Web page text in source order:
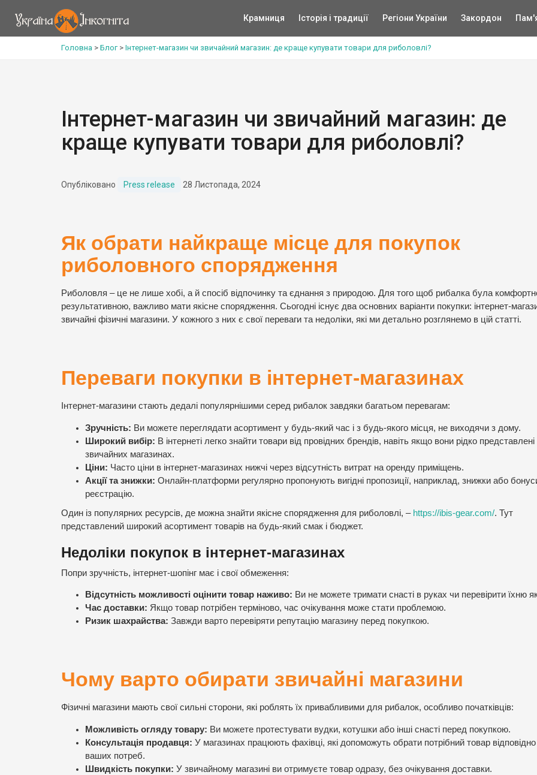
Крамниця Історія і традиції Регіони України Закордон
Головна > Блог> Інтернет-магазин чи звичайний магазин: де краще купувати товари для риболовлі?
Інтернет-магазин чи звичайний магазин: де
краще купувати товари для риболовлі?
Опубліковано Press release 28 Листопада, 2024
Як обрати найкраще місце для покупок
риболовного спорядження
Риболовля – це не лише хобі, а й спосіб відпочинку та єднання з природою. Для того щоб рибалка була
результативною, важливо мати якісне спорядження. Сьогодні існує два основних варіанти покупки: інтернет-
звичайні фізичні магазини. У кожного з них є свої переваги та недоліки, які ми детально розглянемо в цій статті.
Переваги покупки в інтернет-магазинах
Інтернет-магазини стають дедалі популярнішими серед рибалок завдяки багатьом перевагам:
Зручність: Ви можете переглядати асортимент у будь-який час і з будь-якого місця, не виходячи з дому.
Широкий вибір: В інтернеті легко знайти товари від провідних брендів, навіть якщо вони рідко представлені
звичайних магазинах.
Ціни: Часто ціни в інтернет-магазинах нижчі через відсутність витрат на оренду приміщень.
Акції та знижки: Онлайн-платформи регулярно пропонують вигідні пропозиції, наприклад, знижки або
реєстрацію.
Один із популярних ресурсів, де можна знайти якісне спорядження для риболовлі, –https://ibis-gear.com/. Тут
представлений широкий асортимент товарів на будь-який смак і бюджет.
Недоліки покупок в інтернет-магазинах
Попри зручність, інтернет-шопінг має і свої обмеження:
Відсутність можливості оцінити товар наживо: Ви не можете тримати снасті в руках чи перевірити їхню
Час доставки: Якщо товар потрібен терміново, час очікування може стати проблемою.
Ризик шахрайства: Завжди варто перевіряти репутацію магазину перед покупкою.
Чому варто обирати звичайні магазини
Фізичні магазини мають свої сильні сторони, які роблять їх привабливими для рибалок, особливо початківців:
Можливість огляду товару: Ви можете протестувати вудки, котушки або інші снасті перед покупкою.
Консультація продавця: У магазинах працюють фахівці, які допоможуть обрати потрібний товар
ваших потреб.
Швидкість покупки: У звичайному магазині ви отримуєте товар одразу, без очікування доставки.